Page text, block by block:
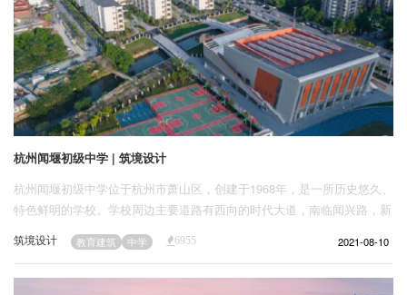
杭州闻堰初级中学 | 筑境设计
杭州闻堰初级中学位于杭州市萧山区，创建于1968年，是一所历史悠久、
特色鲜明的学校。学校周边主要道路有西向的时代大道，南临闻兴路，新
环境良好，希望寄此打造出“山水书院、乐活多元”的现代化中学校园。
筑境设计 教育建筑 中学 6955 2021-08-10